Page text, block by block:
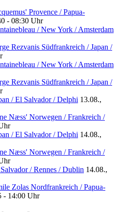
Provence / Papua-
- 08:30 Uhr
/ New York / Amsterdam
Rezvanis Südfrankreich / Japan /
/ New York / Amsterdam
Rezvanis Südfrankreich / Japan /
/ El Salvador / Delphi 13.08.,
Næss' Norwegen / Frankreich /
/ El Salvador / Delphi 14.08.,
Næss' Norwegen / Frankreich /
/ Rennes / Dublin 14.08.,
Zolas Nordfrankreich / Papua-
- 14:00 Uhr